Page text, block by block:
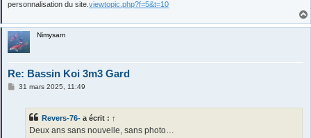
personnalisation du site. viewtopic.php?f=5&t=10
Nimysam
Re: Bassin Koi 3m3 Gard
M31 mars 2025, 11:49
Revers-76- a écrit : ↑
Deux ans sans nouvelle, sans photo…